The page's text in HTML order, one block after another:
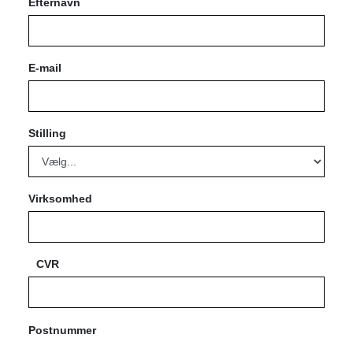
E-mail
Stilling
Virksomhed
CVR
Postnummer